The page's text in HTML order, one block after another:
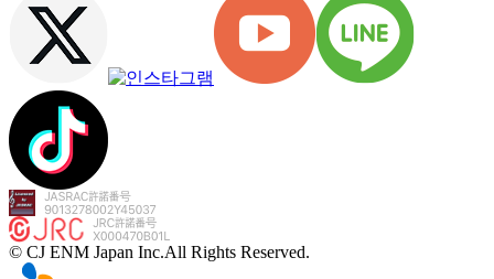
© CJ ENM Japan Inc.All Rights Reserved.